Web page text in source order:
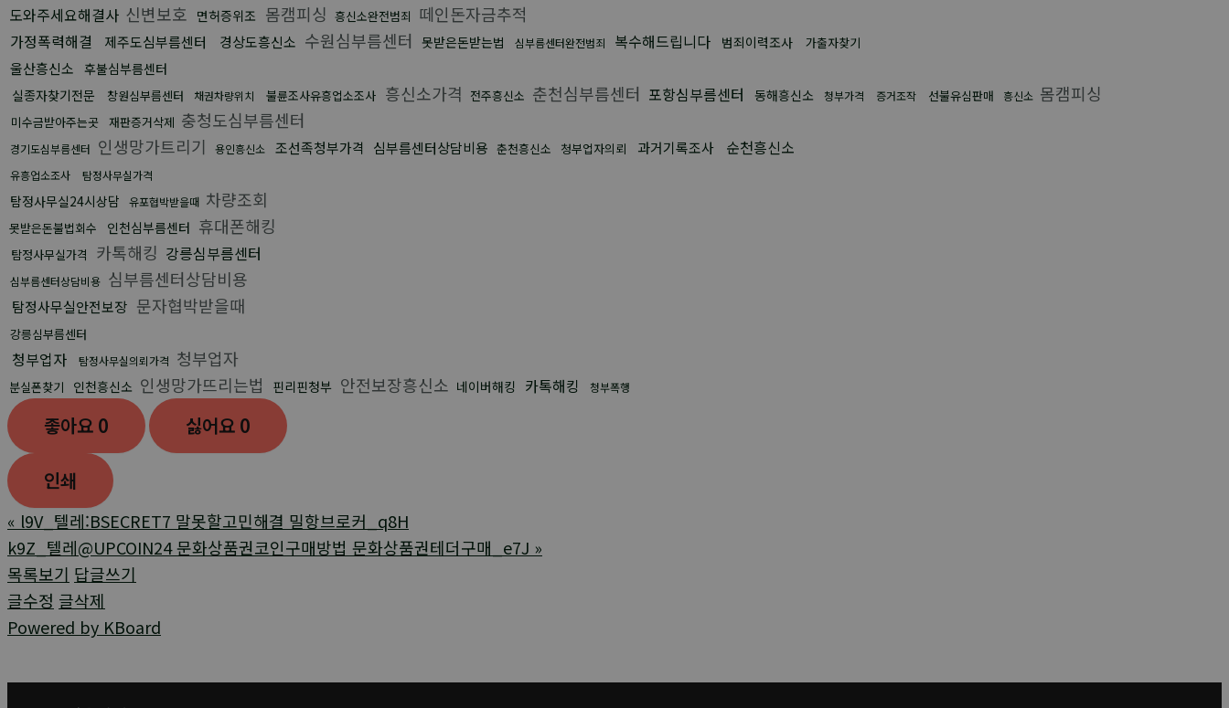
도와주세요해결사 신변보호 면허증위조 몸캠피싱 흥신소완전범죄 떼인돈자금추적
가정폭력해결 제주도심부름센터 경상도흥신소 수원심부름센터 못받은돈받는법 심부름센터완전범죄 복수해드립니다 범죄이력조사 가출자찾기
울산흥신소 후불심부름센터
실종자찾기전문
창원심부름센터 채권차량위치 불륜조사유흥업소조사 흥신소가격 전주흥신소 춘천심부름센터 포항심부름센터 동해흥신소 청부가격 증거조작 선불유심판매 흥신소 몸캠피싱
미수금받아주는곳 재판증거삭제 충청도심부름센터
경기도심부름센터 인생망가트리기 용인흥신소 조선족청부가격 심부름센터상담비용 춘천흥신소 청부업자의뢰 과거기록조사 순천흥신소
유흥업소조사 탐정사무실가격
탐정사무실24시상담 유포협박받을때 차량조회
못받은돈불법회수 인천심부름센터 휴대폰해킹
탐정사무실가격 카톡해킹 강릉심부름센터
심부름센터상담비용 심부름센터상담비용
탐정사무실안전보장 문자협박받을때
강릉심부름센터
청부업자 탐정사무실의뢰가격 청부업자
분실폰찾기 인천흥신소 인생망가뜨리는법 핀리핀청부 안전보장흥신소 네이버해킹 카톡해킹 청부폭행
좋아요 0 싫어요 0
인쇄
« l9V_텔레:BSECRET7 말못할고민해결 밀항브로커_q8H
k9Z_텔레@UPCOIN24 문화상품권코인구매방법 문화상품권테더구매_e7J »
목록보기 답글쓰기
글수정 글삭제
Powered by KBoard